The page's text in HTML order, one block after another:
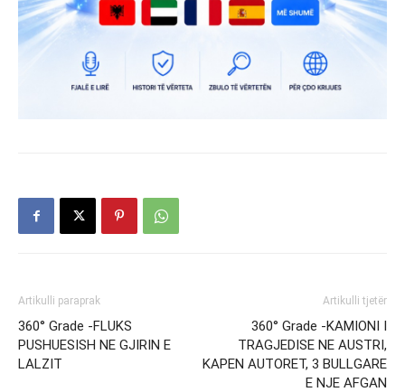
Artikulli paraprak
360° Grade -FLUKS
PUSHUESISH NE GJIRIN E
LALZIT
Artikulli tjetër
360° Grade -KAMIONI I
TRAGJEDISE NE AUSTRI,
KAPEN AUTORET, 3 BULLGARE
E NJE AFGAN